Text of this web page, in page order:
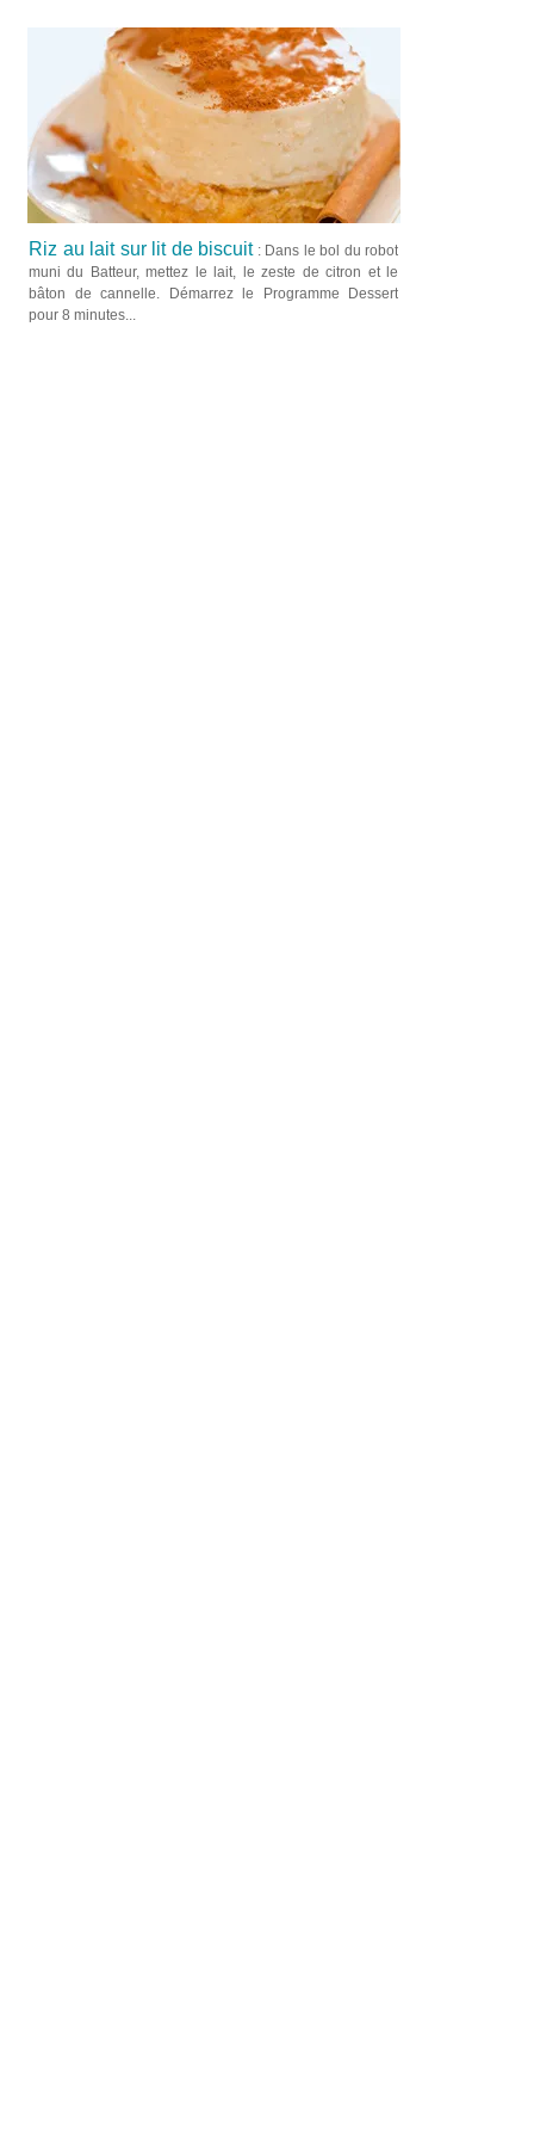
Riz au lait sur lit de biscuit: Dans le bol du robot
muni du Batteur, mettez le lait, le zeste de citron et le
bâton de cannelle. Démarrez le Programme Dessert
pour 8 minutes...